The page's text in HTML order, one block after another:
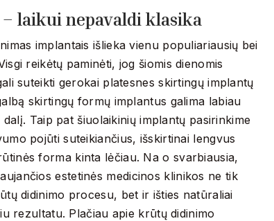
laikui nepavaldi klasika
implantais išlieka vienu populiariausių bei
reikėtų paminėti, jog šiomis dienomis
suteikti gerokai platesnes skirtingų implantų
skirtingų formų implantus galima labiau
Taip pat šiuolaikinių implantų pasirinkime
pojūti suteikiančius, išskirtinai lengvus
forma kinta lėčiau. Na o svarbiausia,
estetinės medicinos klinikos ne tik
didinimo procesu, bet ir išties natūraliai
rezultatu. Plačiau apie krūtų didinimo